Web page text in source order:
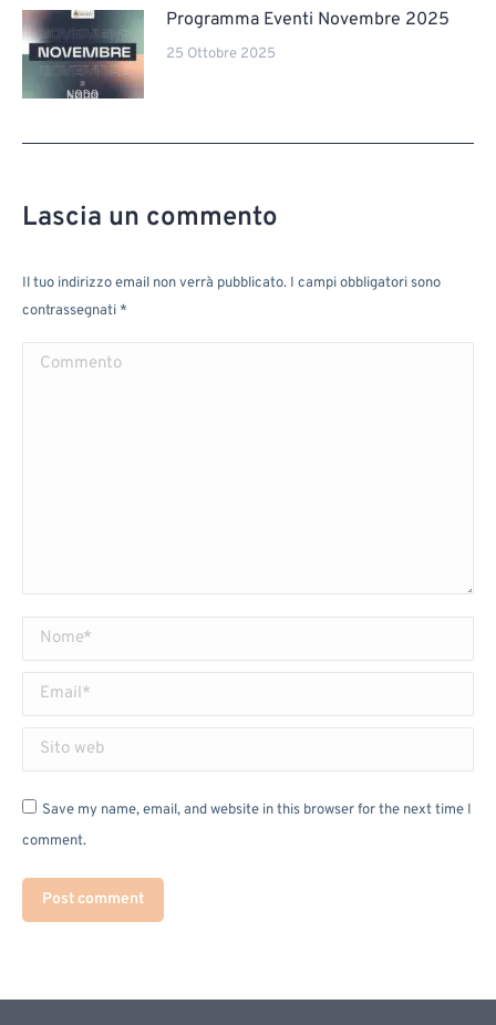
Programma Eventi Novembre 2025
25 Ottobre 2025
Lascia un commento
Il tuo indirizzo email non verrà pubblicato. I campi obbligatori sono
contrassegnati *
Commento
Nome *
Email *
Sito web
Save my name, email, and website in this browser for the next time I
comment.
Post comment